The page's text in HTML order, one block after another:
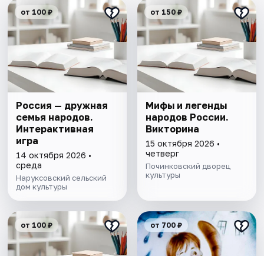
от 100 ₽
Россия — дружная
семья народов.
Интерактивная
игра
14 октября 2026 •
среда
Наруксовский сельский
дом культуры
от 150 ₽
Мифы и легенды
народов России.
Викторина
15 октября 2026 •
четверг
Починковский дворец
культуры
от 100 ₽ от 700 ₽